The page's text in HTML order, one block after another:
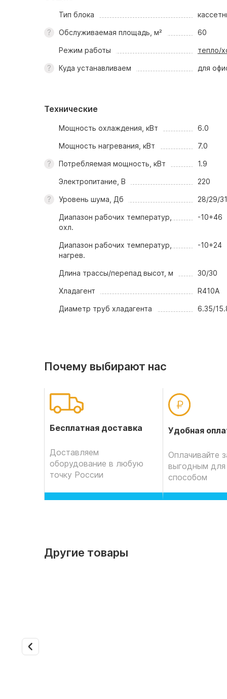
Тип блока
Обслуживаемая площадь, м² 60
Режим работы тепло/
Куда устанавливаем для
Технические
Мощность охлаждения, кВт 6.0
Мощность нагревания, кВт 7.0
Потребляемая мощность, кВт 1.9
Электропитание, В 220
Уровень шума, Дб 28/29/
Диапазон рабочих температур,
охл.
-10+46
Диапазон рабочих температур,
нагрев.
-10+24
Длина трассы/перепад высот, м 30/30
Хладагент R410A
Диаметр труб хладагента 6.35/
Почему выбирают нас
Бесплатная доставка
Доставляем
оборудование в любую
точку России
Удобная
Оплачивайте
выгодным для
способом
Другие товары